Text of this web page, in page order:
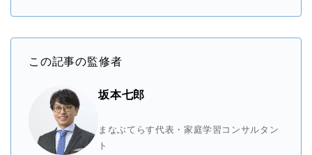
この記事の監修者
坂本七郎
まなぶてらす代表・家庭学習コンサルタン
ト